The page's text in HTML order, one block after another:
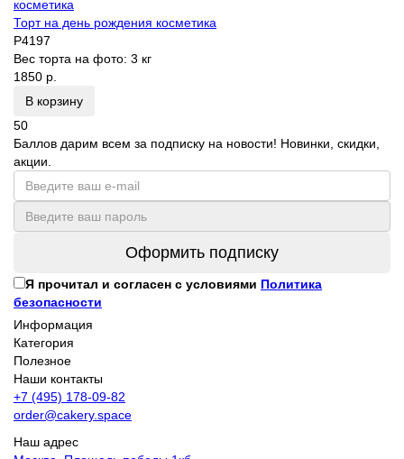
Торт на день рождения косметика
P4197
Вес торта на фото: 3 кг
1850 р.
В корзину
50
Баллов дарим всем за подписку на новости! Новинки, скидки,
акции.
Оформить подписку
Я прочитал и согласен с условиями Политика
безопасности
Информация
Категория
Полезное
Наши контакты
+7 (495) 178-09-82
order@cakery.space
Наш адрес